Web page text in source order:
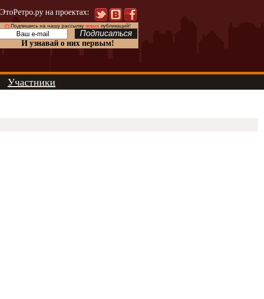
ЭтоРетро.ру на проектах:
(!)Подпишись на нашу рассылку новыхпубликаций!
И узнавай о них первым!
Участники